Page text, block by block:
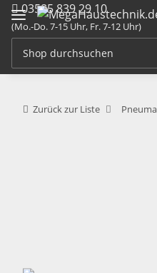
03585 839 29 10
(Mo.-Do. 7-15 Uhr, Fr. 7-12 Uhr)
Zurück zur Liste